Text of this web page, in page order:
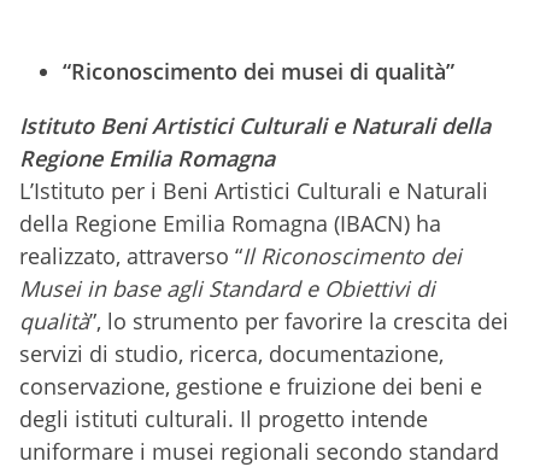
“Riconoscimento dei musei di qualità”
Istituto Beni Artistici Culturali e Naturali della
Regione Emilia Romagna
L’Istituto per i Beni Artistici Culturali e Naturali
della Regione Emilia Romagna (IBACN) ha
realizzato, attraverso “Il Riconoscimento dei
Musei in base agli Standard e Obiettivi di
qualità”, lo strumento per favorire la crescita dei
servizi di studio, ricerca, documentazione,
conservazione, gestione e fruizione dei beni e
degli istituti culturali. Il progetto intende
uniformare i musei regionali secondo standard